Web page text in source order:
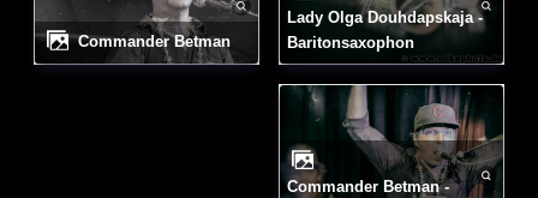
Commander Betman
Lady Olga Douhdapskaja -
Baritonsaxophon
Commander Betman -